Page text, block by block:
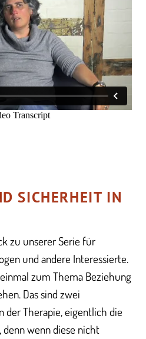
SICHERHEIT IN
zu unserer Serie für
und andere Interessierte.
zum Thema Beziehung
Das sind zwei
der Therapie, eigentlich die
wenn diese nicht